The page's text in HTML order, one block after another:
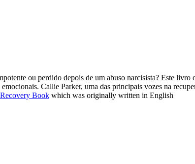
ou perdido depois de um abuso narcisista? Este
Callie Parker, uma das principais vozes na
Book which was originally written in English